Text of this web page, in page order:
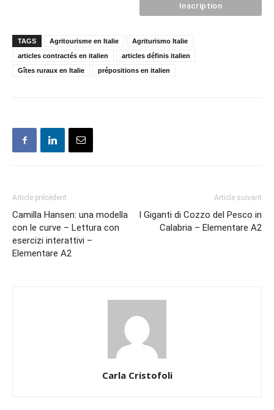
TAGS Agritourisme en Italie
Agriturismo Italie
articles contractés en italien
articles définis italien
Gîtes ruraux en Italie
prépositions en italien
Article précédent
Camilla Hansen: una modella
con le curve – Lettura con
esercizi interattivi –
Elementare A2
Article suivant
I Giganti di Cozzo del Pesco in
Calabria – Elementare A2
Carla Cristofoli